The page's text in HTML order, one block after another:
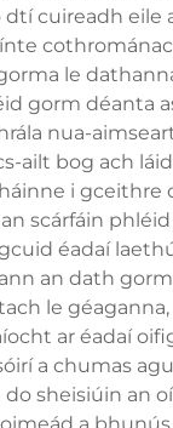
cuireadh
le
gorm
nua-
bog ach
i
scárfáin
éadaí
an dath
le
ar éadaí
a chumas
sheisiúin an